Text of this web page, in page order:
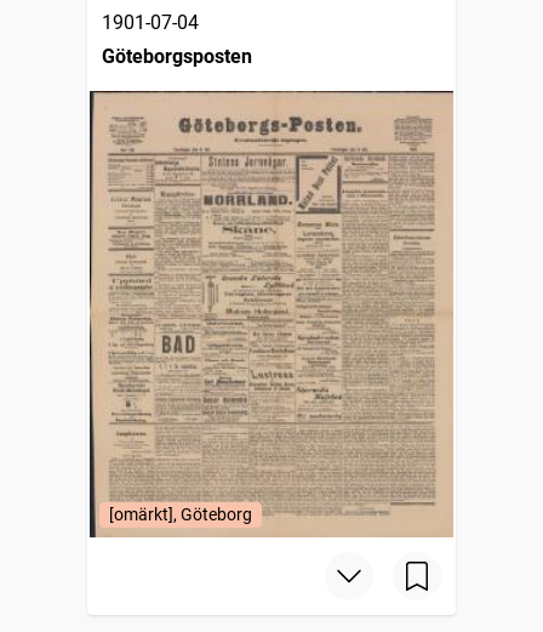
1901-07-04
Göteborgsposten
[omärkt], Göteborg